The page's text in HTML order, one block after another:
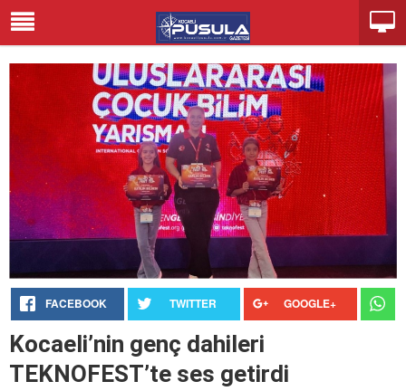
FACEBOOK TWITTER GOOGLE+
Kocaeli’nin genç dahileri
TEKNOFEST’te ses getirdi